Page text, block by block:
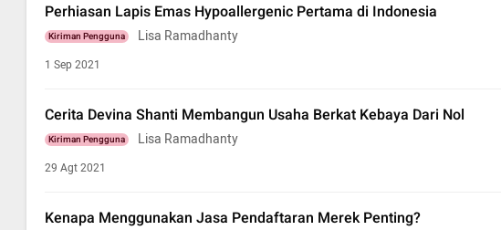
Perhiasan Lapis Emas Hypoallergenic Pertama di Indonesia
Kiriman Pengguna Lisa Ramadhanty
1 Sep 2021
Cerita Devina Shanti Membangun Usaha Berkat Kebaya Dari Nol
Kiriman Pengguna Lisa Ramadhanty
29 Agt 2021
Kenapa Menggunakan Jasa Pendaftaran Merek Penting?